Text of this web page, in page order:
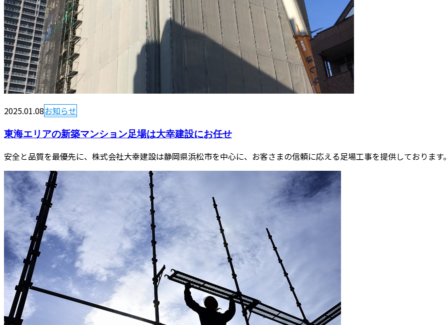
2025.01.08お知らせ
東海エリアの新築マンション足場は大幸建設にお任せ
安全と品質を最優先に、株式会社大幸建設は静岡県浜松市を中心に、お客さまの信頼に応える足場工事を提供しております